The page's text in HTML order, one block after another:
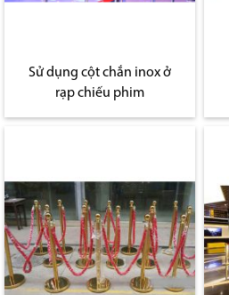
Sử dụng cột chắn inox ở
rạp chiếu phim